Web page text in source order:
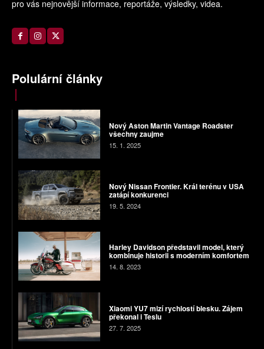
pro vás nejnovější informace, reportáže, výsledky, videa.
Polulární články
Nový Aston Martin Vantage Roadster
všechny zaujme
15. 1. 2025
Nový Nissan Frontier. Král terénu v USA
zatápí konkurenci
19. 5. 2024
Harley Davidson představil model, který
kombinuje historii s moderním komfortem
14. 8. 2023
Xiaomi YU7 mizí rychlostí blesku. Zájem
překonal i Teslu
27. 7. 2025